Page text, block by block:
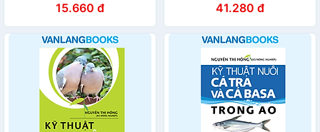
15.660 đ 41.280 đ